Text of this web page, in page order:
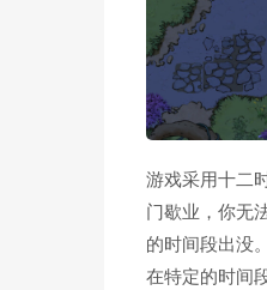
游戏采用十二
门歇业，你无
的时间段出没
在特定的时间